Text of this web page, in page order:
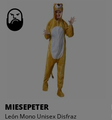
MIESEPETER
León Mono Unisex Disfraz